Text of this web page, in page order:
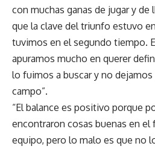
con muchas ganas de jugar y
que la clave del triunfo estuvo
tuvimos en el segundo tiempo.
apuramos mucho en querer
lo fuimos a buscar y no dejamos
campo”.
“El balance es positivo porque
encontraron cosas buenas en
equipo, pero lo malo es que no